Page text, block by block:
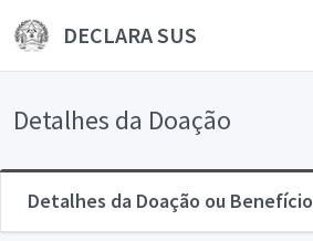
DECLARA SUS
Detalhes da Doação
Detalhes da Doação ou Benefício